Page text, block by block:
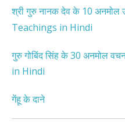
श्री गुरु नानक देव के 10
Teachings in Hindi
गुरु गोबिंद सिंह के 30 अनमोल
in Hindi
गेंहू के दाने